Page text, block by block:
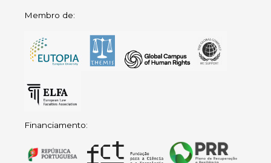
Membro de:
Financiamento: